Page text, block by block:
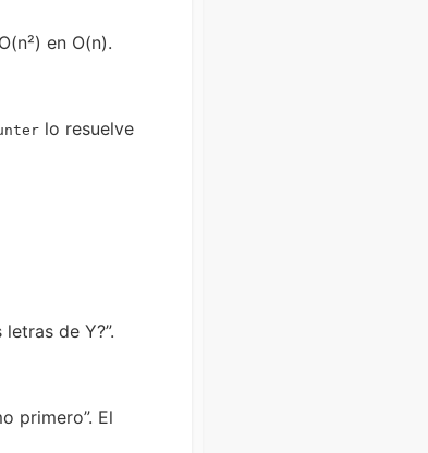
en O(n).
lo resuelve
de Y?”.
primero”. El